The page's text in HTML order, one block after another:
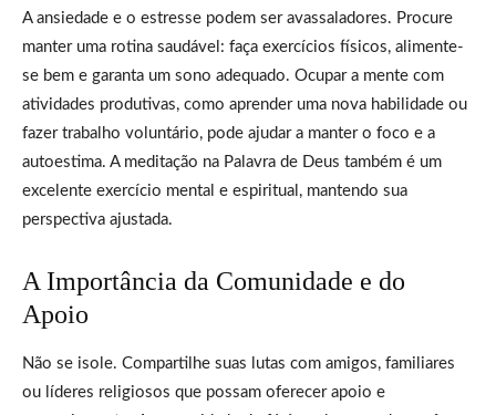
A ansiedade e o estresse podem ser avassaladores. Procure
manter uma rotina saudável: faça exercícios físicos, alimente-
se bem e garanta um sono adequado. Ocupar a mente com
atividades produtivas, como aprender uma nova habilidade ou
fazer trabalho voluntário, pode ajudar a manter o foco e a
autoestima. A meditação na Palavra de Deus também é um
excelente exercício mental e espiritual, mantendo sua
perspectiva ajustada.
A Importância da Comunidade e do
Apoio
Não se isole. Compartilhe suas lutas com amigos, familiares
ou líderes religiosos que possam oferecer apoio e